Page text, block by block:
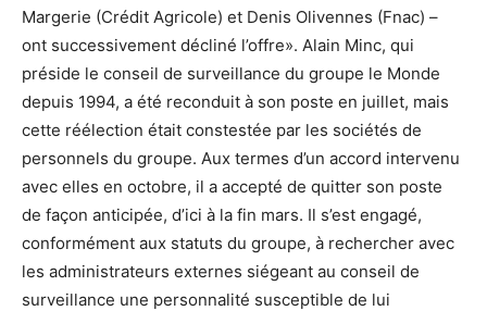
Margerie (Crédit Agricole) et Denis Olivennes (Fnac) –
ont successivement décliné l’offre». Alain Minc, qui
préside le conseil de surveillance du groupe le Monde
depuis 1994, a été reconduit à son poste en juillet, mais
cette réélection était constestée par les sociétés de
personnels du groupe. Aux termes d’un accord intervenu
avec elles en octobre, il a accepté de quitter son poste
de façon anticipée, d’ici à la fin mars. Il s’est engagé,
conformément aux statuts du groupe, à rechercher avec
les administrateurs externes siégeant au conseil de
surveillance une personnalité susceptible de lui